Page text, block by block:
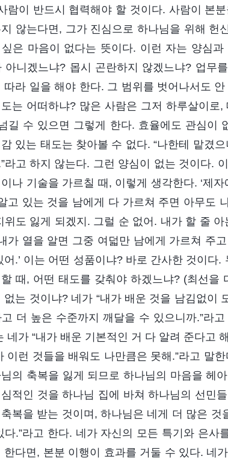
람이 반드시 협력해야 할 것이다. 사람이 본
않는다면, 그가 진심으로 하나님을 위해 헌
은 마음이 없다는 뜻이다. 이런 자는 양심
아니겠느냐? 몹시 곤란하지 않겠느냐? 업무
따라 일을 해야 한다. 그 범위를 벗어나서도
는 어떠하냐? 많은 사람은 그저 하루살이로
길 수 있으면 그렇게 한다. 효율에도 관심이
있는 태도는 찾아볼 수 없다. “나한테 맡겼
라고 하지 않는다. 그런 양심이 없는 것이다.
나 기술을 가르칠 때, 이렇게 생각한다. ‘제
고 있는 것을 남에게 다 가르쳐 주면 아무도
위도 잃게 되겠지. 그럴 순 없어. 내가 할 줄
가 열을 알면 그중 여덟만 남에게 가르쳐 주
어.’ 이는 어떤 성품이냐? 바로 간사한 것이
때, 어떤 태도를 갖춰야 하겠느냐? (최선을
없는 것이냐? 네가 “내가 배운 것을 남김없이
더 높은 수준까지 깨달을 수 있으니까.”라
네가 “내가 배운 기본적인 거 다 알려 준다고
이런 것들을 배워도 나만큼은 못해.”라고 말
의 축복을 잃게 되므로 하나님의 마음을 헤
적인 것을 하나님 집에 바쳐 하나님의 선민
복을 받는 것이며, 하나님은 네게 더 많은
다.”라고 한다. 네가 자신의 모든 특기와 은사
한다면, 본분 이행이 효과를 거둘 수 있다. 네